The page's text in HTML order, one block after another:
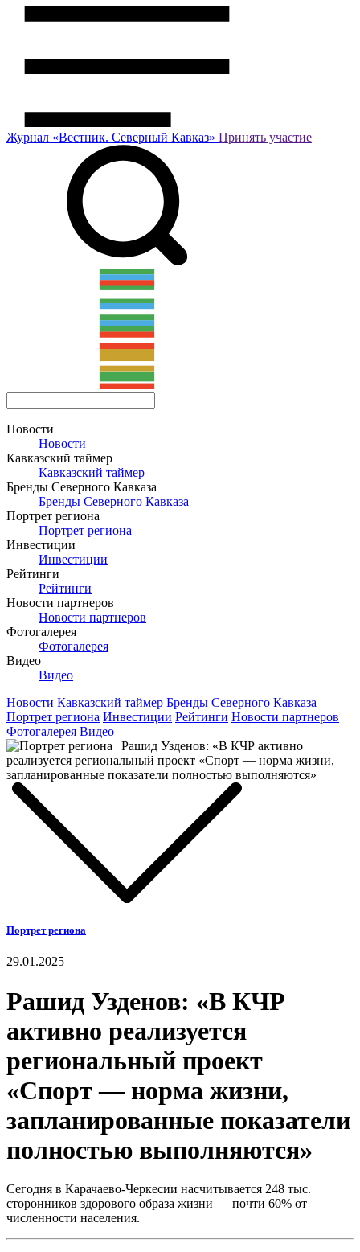
Журнал «Вестник. Северный Кавказ» Принять участие
Новости
Новости
Кавказский таймер
Кавказский таймер
Бренды Северного Кавказа
Бренды Северного Кавказа
Портрет региона
Портрет региона
Инвестиции
Инвестиции
Рейтинги
Рейтинги
Новости партнеров
Новости партнеров
Фотогалерея
Фотогалерея
Видео
Видео
Новости Кавказский таймер Бренды Северного Кавказа
Портрет региона Инвестиции Рейтинги Новости партнеров
Фотогалерея Видео
Портрет региона
29.01.2025
Рашид Узденов: «В КЧР
активно реализуется
региональный проект
«Спорт — норма жизни,
запланированные показатели
полностью выполняются»
Сегодня в Карачаево-Черкесии насчитывается 248 тыс.
сторонников здорового образа жизни — почти 60% от
численности населения.